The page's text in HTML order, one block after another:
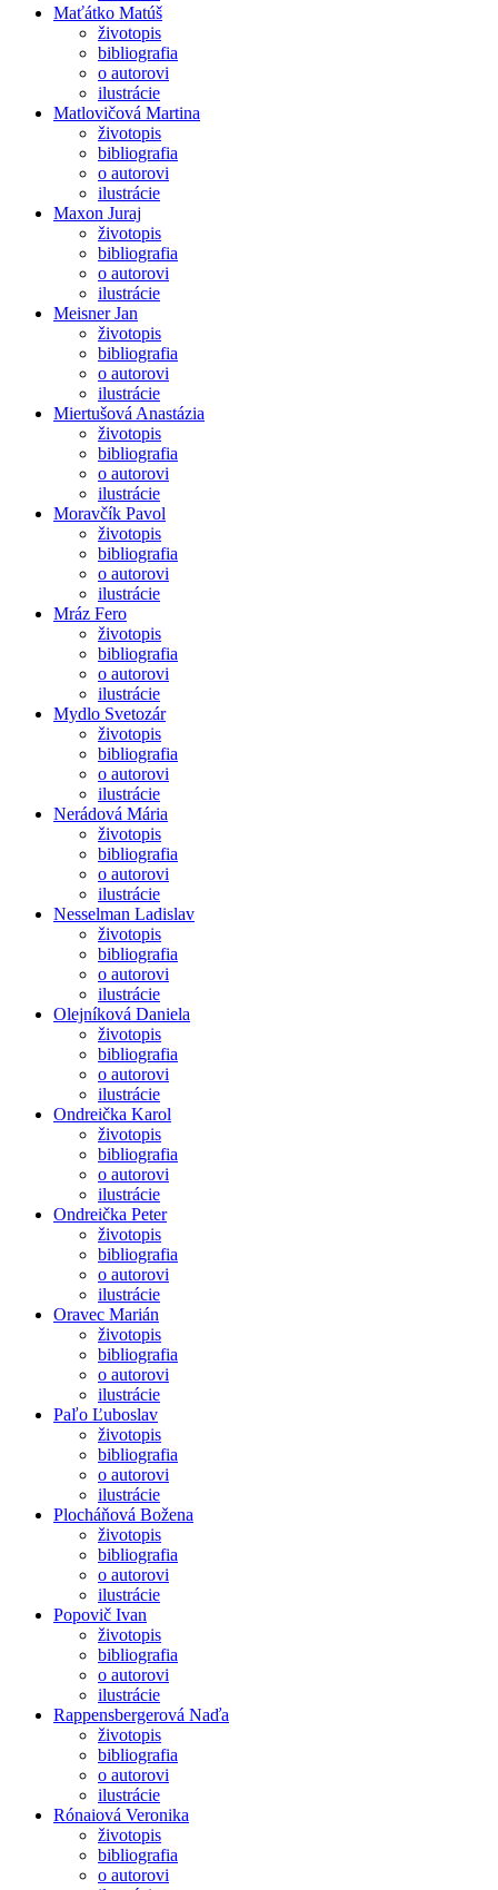
Maťátko Matúš
životopis
bibliografia
o autorovi
ilustrácie
Matlovičová Martina
životopis
bibliografia
o autorovi
ilustrácie
Maxon Juraj
životopis
bibliografia
o autorovi
ilustrácie
Meisner Jan
životopis
bibliografia
o autorovi
ilustrácie
Miertušová Anastázia
životopis
bibliografia
o autorovi
ilustrácie
Moravčík Pavol
životopis
bibliografia
o autorovi
ilustrácie
Mráz Fero
životopis
bibliografia
o autorovi
ilustrácie
Mydlo Svetozár
životopis
bibliografia
o autorovi
ilustrácie
Nerádová Mária
životopis
bibliografia
o autorovi
ilustrácie
Nesselman Ladislav
životopis
bibliografia
o autorovi
ilustrácie
Olejníková Daniela
životopis
bibliografia
o autorovi
ilustrácie
Ondreička Karol
životopis
bibliografia
o autorovi
ilustrácie
Ondreička Peter
životopis
bibliografia
o autorovi
ilustrácie
Oravec Marián
životopis
bibliografia
o autorovi
ilustrácie
Paľo Ľuboslav
životopis
bibliografia
o autorovi
ilustrácie
Plocháňová Božena
životopis
bibliografia
o autorovi
ilustrácie
Popovič Ivan
životopis
bibliografia
o autorovi
ilustrácie
Rappensbergerová Naďa
životopis
bibliografia
o autorovi
ilustrácie
Rónaiová Veronika
životopis
bibliografia
o autorovi